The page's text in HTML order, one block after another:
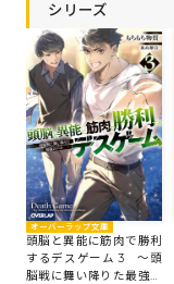
シリーズ
オーバーラップ文庫
頭脳と異能に筋肉で勝利
するデスゲーム 3 ～頭
脳戦に舞い降りた最強の